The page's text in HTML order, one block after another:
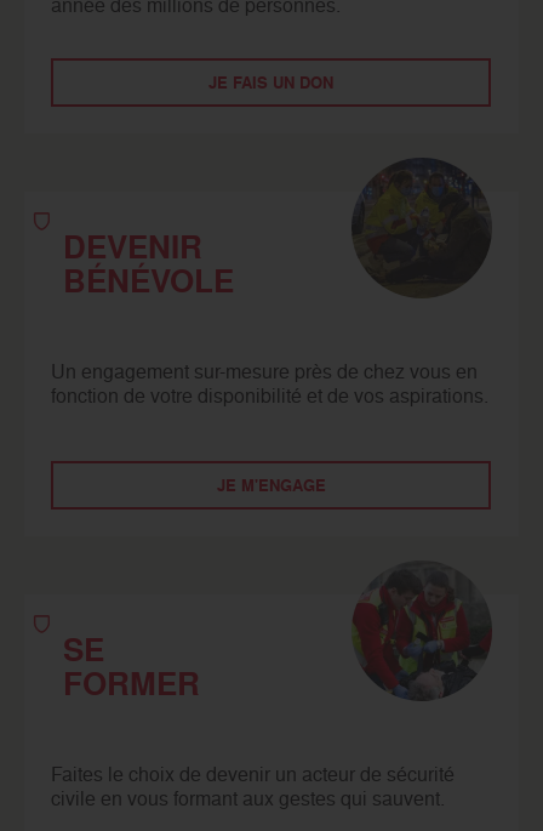
JE FAIS UN DON
DEVENIR
BÉNÉVOLE
Un engagement sur-mesure près de chez vous en
fonction de votre disponibilité et de vos aspirations.
JE M'ENGAGE
SE
FORMER
Faites le choix de devenir un acteur de sécurité
civile en vous formant aux gestes qui sauvent.